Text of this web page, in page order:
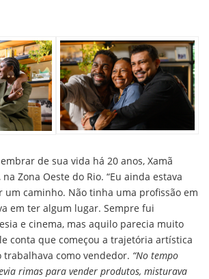
de sua vida há 20 anos, Xamã
Zona Oeste do Rio. “Eu ainda estava
caminho. Não tinha uma profissão em
em ter algum lugar. Sempre fui
e cinema, mas aquilo parecia muito
conta que começou a trajetória artística
trabalhava como vendedor. “No tempo
rimas para vender produtos, misturava